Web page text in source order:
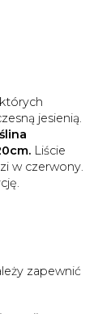
jesienią.
Liście
w czerwony.
zapewnić